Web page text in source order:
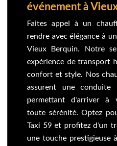
événement à
Faites appel à un
rendre avec élégance à
Vieux Berquin. Notre
expérience de transport
confort et style. Nos
assurent une conduite
permettant d'arriver à
toute sérénité. Optez
Taxi 59 et profitez d'un
une touche prestigieuse